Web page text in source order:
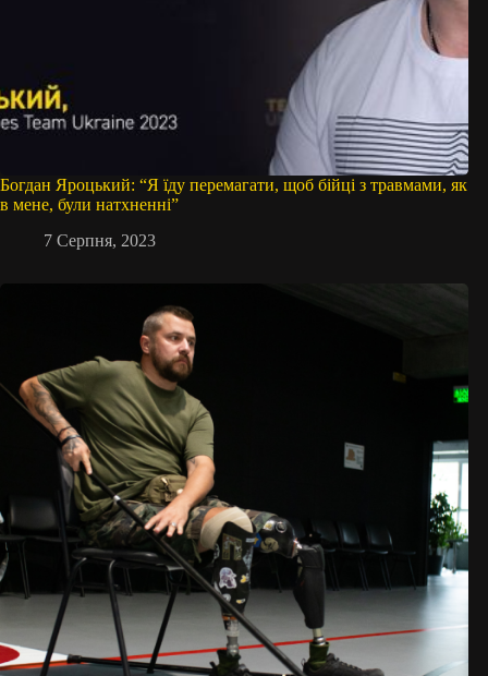
Богдан Яроцький: “Я їду перемагати, щоб бійці з травмами, як
в мене, були натхненні”
7 Серпня, 2023